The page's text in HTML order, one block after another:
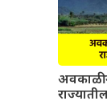
अवकाळी